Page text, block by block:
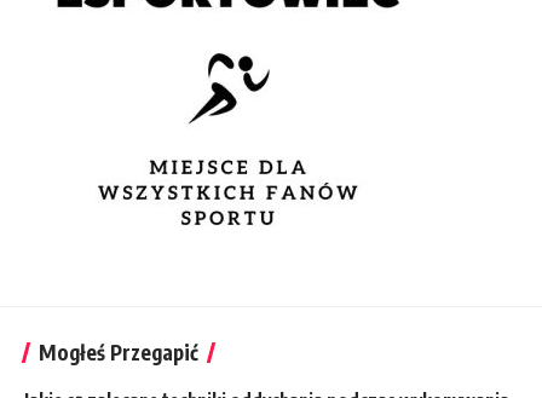
Mogłeś Przegapić